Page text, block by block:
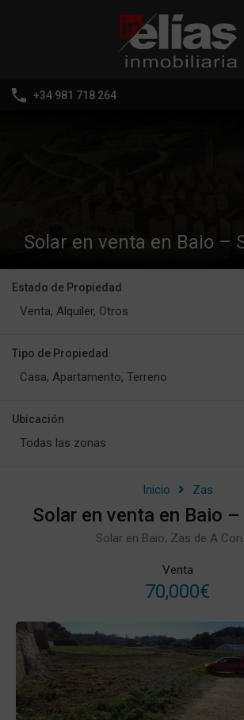
+34 981 718 264
Solar en venta en Baio –
Estado de Propiedad
Venta, Alquiler, Otros
Tipo de Propiedad
Casa, Apartamento, Terreno
Ubicación
Todas las zonas
Inicio Zas
Solar en venta en Baio
Solar en Baio, Zas de A
Venta
70,000€